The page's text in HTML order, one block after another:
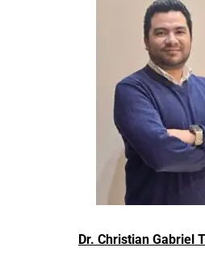
Dr. Christian Gabriel